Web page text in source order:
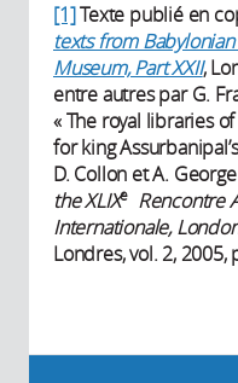
[1]Texte publié en
texts from
Museum, Part XXII,
entre autres par G.
« The royal libraries
for king
D. Collon et A.
the XLIXe Rencontre
Internationale,
Londres, vol. 2, 2005,